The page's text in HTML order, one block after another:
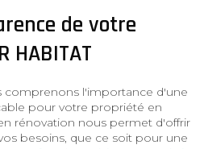
de votre
HABITAT
comprenons l'importance d'une
pour votre propriété en
rénovation nous permet d'offrir
besoins, que ce soit pour une